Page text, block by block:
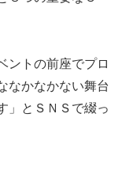
ントの前座でプロ
なかなかない舞台
」とＳＮＳで綴っ